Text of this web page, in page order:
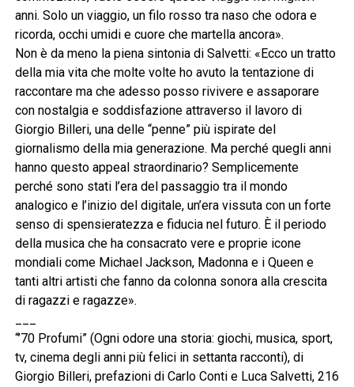
anni. Solo un viaggio, un filo rosso tra naso che odora e
ricorda, occhi umidi e cuore che martella ancora».
Non è da meno la piena sintonia di Salvetti: «Ecco un tratto
della mia vita che molte volte ho avuto la tentazione di
raccontare ma che adesso posso rivivere e assaporare
con nostalgia e soddisfazione attraverso il lavoro di
Giorgio Billeri, una delle “penne” più ispirate del
giornalismo della mia generazione. Ma perché quegli anni
hanno questo appeal straordinario? Semplicemente
perché sono stati l’era del passaggio tra il mondo
analogico e l’inizio del digitale, un’era vissuta con un forte
senso di spensieratezza e fiducia nel futuro. È il periodo
della musica che ha consacrato vere e proprie icone
mondiali come Michael Jackson, Madonna e i Queen e
tanti altri artisti che fanno da colonna sonora alla crescita
di ragazzi e ragazze».
“’70 Profumi” (Ogni odore una storia: giochi, musica, sport,
tv, cinema degli anni più felici in settanta racconti), di
Giorgio Billeri, prefazioni di Carlo Conti e Luca Salvetti, 216